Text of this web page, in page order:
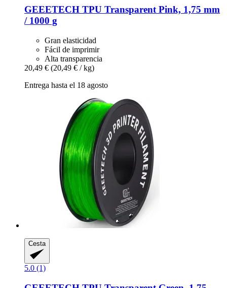
GEEETECH TPU Transparent Pink, 1,75 mm
/ 1000 g
Gran elasticidad
Fácil de imprimir
Alta transparencia
20,49 € (20,49 € / kg)
Entrega hasta el 18 agosto
Cesta
5.0 (1)